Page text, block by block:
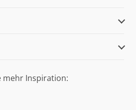
mehr Inspiration: